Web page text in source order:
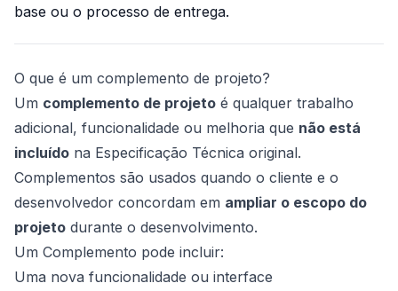
base ou o processo de entrega.
O que é um complemento de projeto?
Um complemento de projeto é qualquer trabalho
adicional, funcionalidade ou melhoria que não está
incluído na Especificação Técnica original.
Complementos são usados quando o cliente e o
desenvolvedor concordam em ampliar o escopo do
projeto durante o desenvolvimento.
Um Complemento pode incluir:
Uma nova funcionalidade ou interface